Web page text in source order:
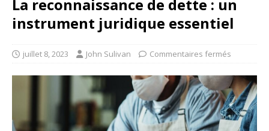
La reconnaissance de dette : un
instrument juridique essentiel
juillet 8, 2023 John Sulivan Commentaires fermés